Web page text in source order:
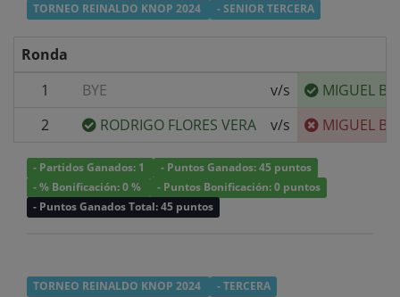
TORNEO REINALDO KNOP 2024 - SENIOR TERCERA
Ronda
1
BYE v/s
MIGUEL
2
RODRIGO FLORES VERA v/s MIGUEL
- Partidos Ganados: 1
- Puntos Ganados: 45 puntos
- % Bonificación: 0 %
- Puntos Bonificación: 0 puntos
- Puntos Ganados Total: 45 puntos
TORNEO REINALDO KNOP 2024 - TERCERA